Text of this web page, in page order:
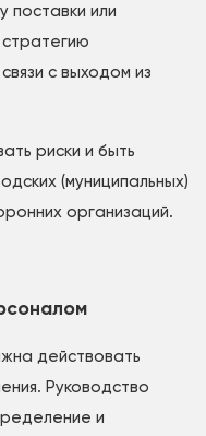
поставки или
с выходом из
риски и быть
(муниципальных)
организаций.
действовать
Руководство
и